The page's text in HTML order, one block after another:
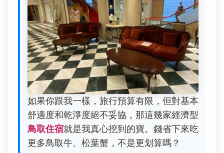
如果你跟我一樣，旅行預算有限，但對基本
舒適度和乾淨度絕不妥協，那這幾家經濟型
鳥取住宿就是我真心挖到的寶。錢省下來吃
更多鳥取牛、松葉蟹，不是更划算嗎？